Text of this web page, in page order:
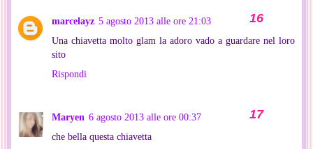
marcelayz 5 agosto 2013 alle ore 21:03
Una chiavetta molto glam la adoro vado a guardare nel loro
sito
Rispondi
Maryen 6 agosto 2013 alle ore 00:37
che bella questa chiavetta